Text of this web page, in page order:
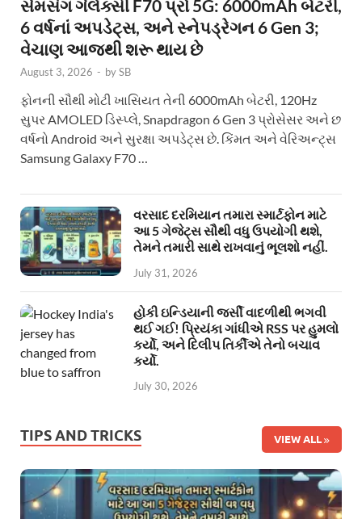
સેમસંગ ગેલેક્સી F70 પ્રો 5G: 6000mAh બેટરી,
6 વર્ષનાં અપડેટ્સ, અને સ્નેપડ્રેગન 6 Gen 3;
વેચાણ આજથી શરૂ થાય છે
August 3, 2026 - bySB
ફોનની સૌથી મોટી ખાસિયત તેની 6000mAh બેટરી, 120Hz
સુપર AMOLED ડિસ્પ્લે, Snapdragon 6 Gen 3 પ્રોસેસર અને છ
વર્ષનો Android અને સુરક્ષા અપડેટ્સ છે. કિંમત અને વેરિઅન્ટ્સ
Samsung Galaxy F70 …
વરસાદ દરમિયાન તમારા સ્માર્ટફોન માટે
આ 5 ગેજેટ્સ સૌથી વધુ ઉપયોગી થશે,
તેમને તમારી સાથે રાખવાનું ભૂલશો નહીં.
July 31, 2026
હોકી ઇન્ડિયાની જર્સી વાદળીથી ભગવી
થઈ ગઈ! પ્રિયંકા ગાંધીએ RSS પર હુમલો
કર્યો, અને દિલીપ તિર્કીએ તેનો બચાવ
કર્યો.
July 30, 2026
TIPS AND TRICKS VIEW ALL